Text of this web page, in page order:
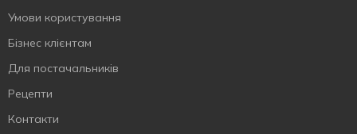
Умови користування
Бізнес клієнтам
Для постачальників
Рецепти
Контакти